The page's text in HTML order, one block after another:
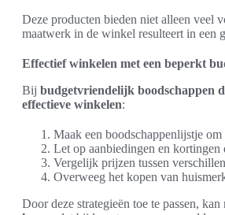
Deze producten bieden niet alleen veel
maatwerk in de winkel resulteert in een
Effectief winkelen met een beperkt
Bij budgetvriendelijk boodschappen
effectieve winkelen:
Maak een boodschappenlijstje
Let op aanbiedingen en kortingen
Vergelijk prijzen tussen
Overweeg het kopen van
Door deze strategieën toe te passen,